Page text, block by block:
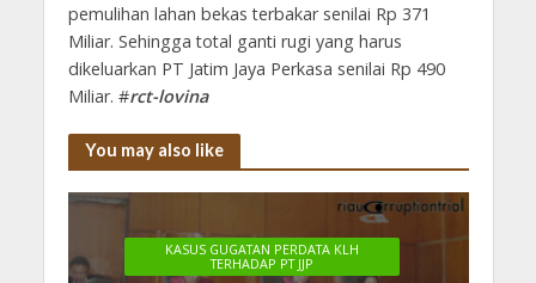
pemulihan lahan bekas terbakar senilai Rp 371
Miliar. Sehingga total ganti rugi yang harus
dikeluarkan PT Jatim Jaya Perkasa senilai Rp 490
Miliar. #rct-lovina
You may also like
KASUS GUGATAN PERDATA KLH
TERHADAP PT JJP